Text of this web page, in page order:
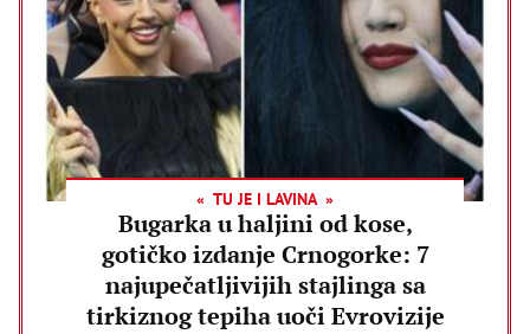
TU JE I LAVINA
Bugarka u haljini od kose,
gotičko izdanje Crnogorke: 7
najupečatljivijih stajlinga sa
tirkiznog tepiha uoči Evrovizije